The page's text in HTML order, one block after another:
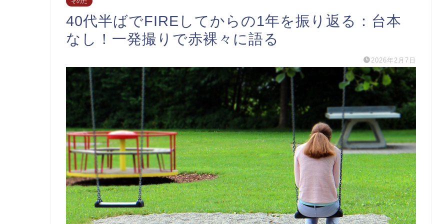
40代半ばでFIREしてからの1年を振り返る：台本
なし！一発撮りで赤裸々に語る
2026年2月7日